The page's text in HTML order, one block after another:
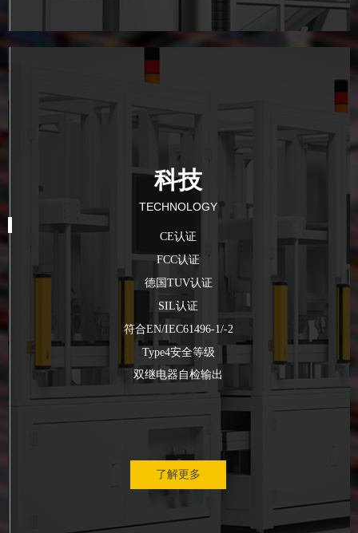
科技
TECHNOLOGY
了解更多
CE认证
FCC认证
德国TUV认证
​​​​​​​SIL认证
符合EN/IEC61496-1/-2
Type4安全等级
双继电器自检输出